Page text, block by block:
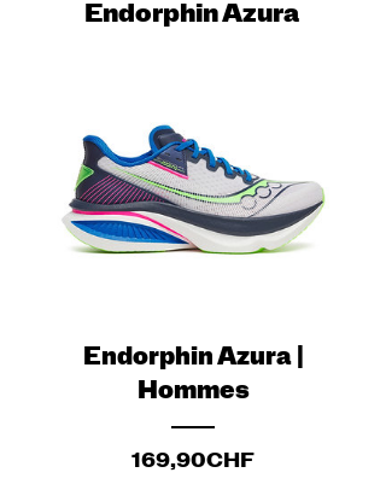
Endorphin Azura
Endorphin Azura |
Hommes
169,90CHFPrix